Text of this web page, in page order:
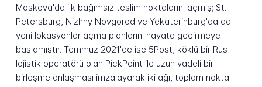
Moskova'da ilk bağımsız teslim noktalarını açmış; St.
Petersburg, Nizhny Novgorod ve Yekaterinburg'da da
yeni lokasyonlar açma planlarını hayata geçirmeye
başlamıştır. Temmuz 2021'de ise 5Post, köklü bir Rus
lojistik operatörü olan PickPoint ile uzun vadeli bir
birleşme anlaşması imzalayarak iki ağı, toplam nokta